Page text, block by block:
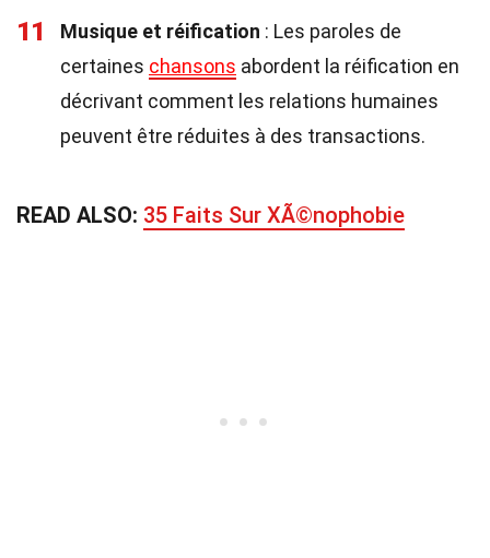
11 Musique et réification : Les paroles de
certaines chansons abordent la réification en
décrivant comment les relations humaines
peuvent être réduites à des transactions.
READ ALSO: 35 Faits Sur XÃ©nophobie